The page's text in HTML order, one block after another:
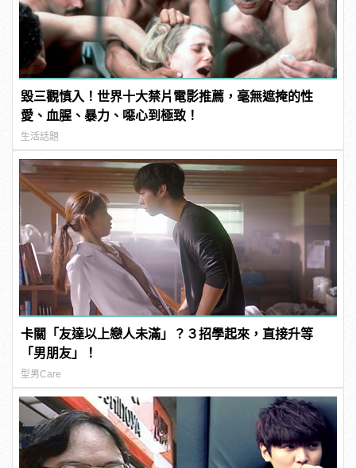
毀三觀慎入！世界十大禁片電影推薦，毫無遮掩的性
愛、血腥、暴力、噁心到極致！
生活話題
卡關「友達以上戀人未滿」？３招學起來，直接升等
「男朋友」！
型男Care